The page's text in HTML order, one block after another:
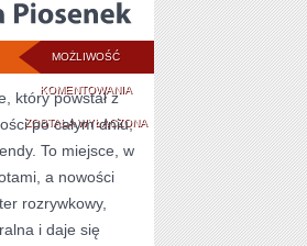
MOŻLIWOŚĆ
KOMENTOWANIATEKSTY
I
TŁUMACZENIA
PIOSENEK
ZOSTAŁA WYŁĄCZONA
który powstał z
po całym dniu,
To miejsce, w
a nowości
rozrywkowy,
i daje się